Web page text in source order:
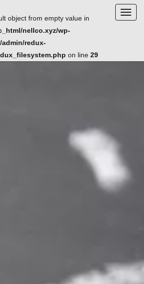
object from empty value in
nellco.xyz/wp-
redux-
on line 29
T
l